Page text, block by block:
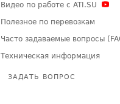
Видео по работе с ATI.SU
Полезное по перевозкам
Часто задаваемые вопросы
Техническая информация
ЗАДАТЬ ВОПРОС